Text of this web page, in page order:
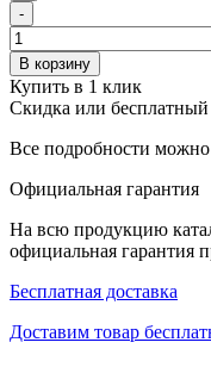
-
В корзину
Купить в 1 клик
Скидка или
Все подробности
Официальная гарантия
На всю продукцию
официальная гарантия
Бесплатная доставка
Доставим товар